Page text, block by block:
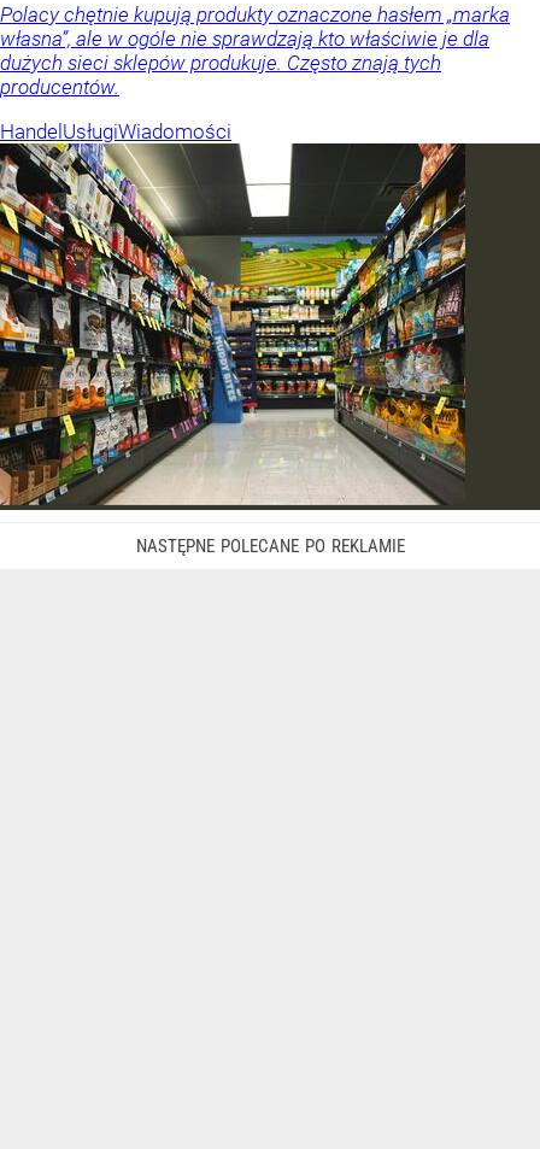
Polacy chętnie kupują produkty oznaczone hasłem „marka
własna”, ale w ogóle nie sprawdzają kto właściwie je dla
dużych sieci sklepów produkuje. Często znają tych
producentów.
HandelUsługiWiadomości